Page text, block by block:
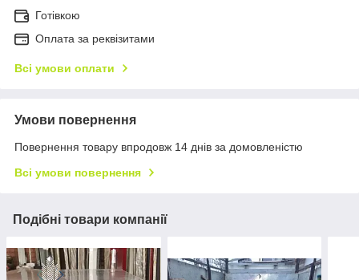
Готівкою
Оплата за реквізитами
Всі умови оплати
Умови повернення
Повернення товару впродовж 14 днів за домовленістю
Всі умови повернення
Подібні товари компанії